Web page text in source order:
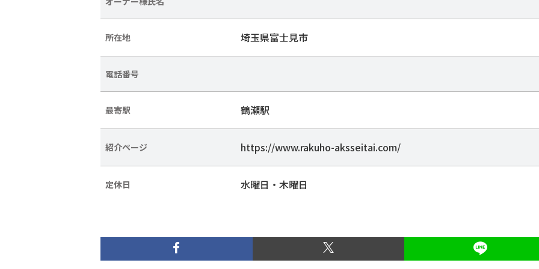
所在地 埼玉県富士見市
電話番号
最寄駅 鶴瀬駅
紹介ページ https://www.rakuho-aksseitai.com/
定休日 水曜日・木曜日